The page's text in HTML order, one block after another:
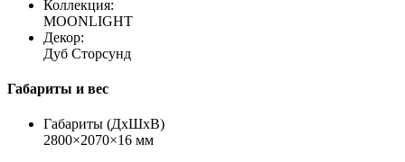
Коллекция:
MOONLIGHT
Декор:
Дуб Сторсунд
Габариты и вес
Габариты (ДхШхВ)
2800×2070×16 мм